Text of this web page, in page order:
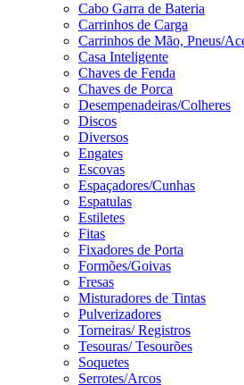
Cabo Garra de Bateria
Carrinhos de Carga
Carrinhos de Mão, Pneus/
Casa Inteligente
Chaves de Fenda
Chaves de Porca
Desempenadeiras/Colheres
Discos
Diversos
Engates
Escovas
Espaçadores/Cunhas
Espatulas
Estiletes
Fitas
Fixadores de Porta
Formões/Goivas
Fresas
Misturadores de Tintas
Pulverizadores
Torneiras/ Registros
Tesouras/ Tesourões
Soquetes
Serrotes/Arcos